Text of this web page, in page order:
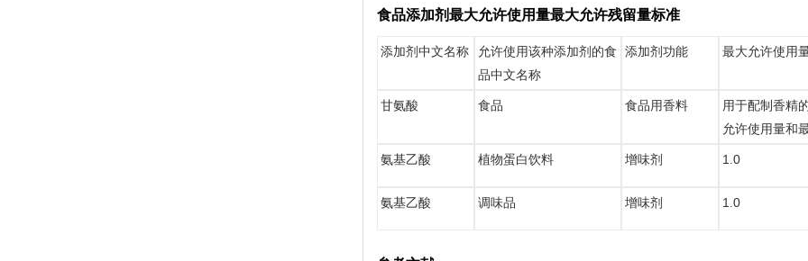
食品添加剂最大允许使用量最大允许残留量标准
添加剂中文名称
允许使用该种添加剂的食
品中文名称
添加剂功能 最大允许使用
甘氨酸 食品 食品用香料
用于配制香精
允许使用量和
氨基乙酸 植物蛋白饮料 增味剂 1.0
氨基乙酸 调味品 增味剂 1.0